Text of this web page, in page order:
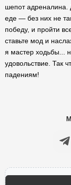
шепот адреналина.
еде — без них не
победу, и пройти
ставьте мод и
я мастер ходьбы...
удовольствие. Так
падениям!